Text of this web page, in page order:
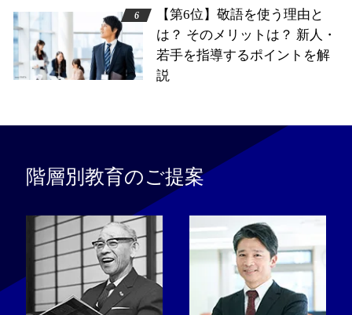
【第6位】敬語を使う理由と
は？ そのメリットは？ 新人・
若手を指導するポイントを解
説
階層別教育のご提案